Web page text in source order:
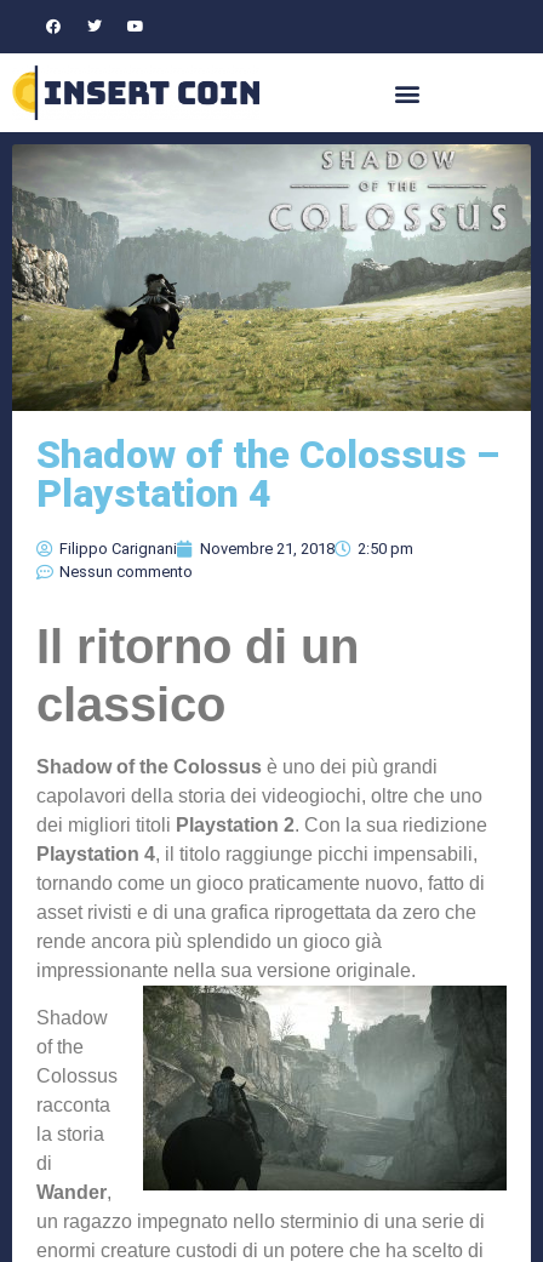
Shadow of the Colossus –
Playstation 4
Filippo Carignani Novembre 21, 2018
2:50 pm
Nessun commento
Il ritorno di un
classico
Shadow of the Colossus è uno dei più grandi
capolavori della storia dei videogiochi, oltre che uno
dei migliori titoli Playstation 2. Con la sua riedizione
Playstation 4, il titolo raggiunge picchi impensabili,
tornando come un gioco praticamente nuovo, fatto di
asset rivisti e di una grafica riprogettata da zero che
rende ancora più splendido un gioco già
impressionante nella sua versione originale.
Shadow
of the
Colossus
racconta
la storia
di
Wander,
un ragazzo impegnato nello sterminio di una serie di
enormi creature custodi di un potere che ha scelto di